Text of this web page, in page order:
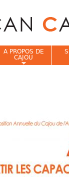
A PROPOS DE
CAJOU